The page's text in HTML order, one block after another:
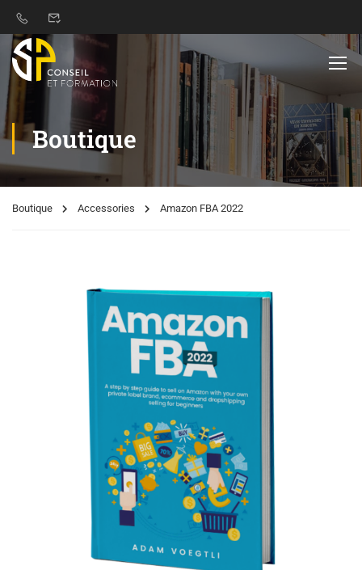
Boutique
Boutique Accessories Amazon FBA 2022